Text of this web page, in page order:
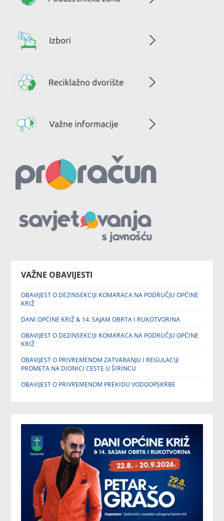
VAŽNE OBAVIJESTI
OBAVIJEST O DEZINSEKCIJI KOMARACA NA PODRUČJU OPĆINE
KRIŽ
DANI OPĆINE KRIŽ & 14. SAJAM OBRTA I RUKOTVORINA
OBAVIJEST O DEZINSEKCIJI KOMARACA NA PODRUČJU OPĆINE
KRIŽ
OBAVIJEST O PRIVREMENOM ZATVARANJU I REGULACIJI
PROMETA NA DIONICI CESTE U ŠIRINCU
OBAVIJEST O PRIVREMENOM PREKIDU VODOOPSKRBE